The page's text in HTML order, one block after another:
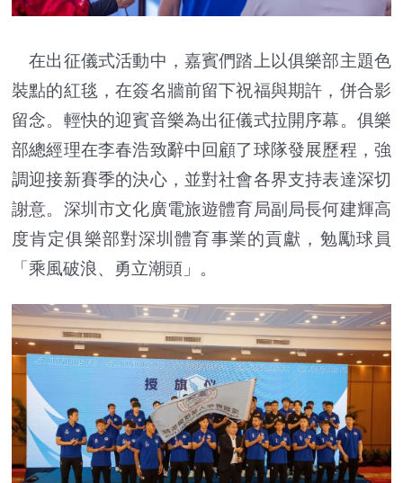
在出征儀式活動中，嘉賓們踏上以俱樂部主題色
裝點的紅毯，在簽名牆前留下祝福與期許，併合影
留念。輕快的迎賓音樂為出征儀式拉開序幕。俱樂
部總經理在李春浩致辭中回顧了球隊發展歷程，強
調迎接新賽季的決心，並對社會各界支持表達深切
謝意。深圳市文化廣電旅遊體育局副局長何建輝高
度肯定俱樂部對深圳體育事業的貢獻，勉勵球員
「乘風破浪、勇立潮頭」。